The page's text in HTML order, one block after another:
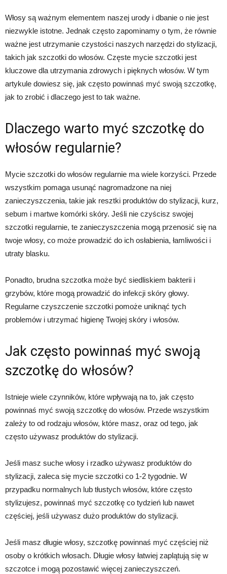
Włosy są ważnym elementem naszej urody i dbanie o nie jest
niezwykle istotne. Jednak często zapominamy o tym, że równie
ważne jest utrzymanie czystości naszych narzędzi do stylizacji,
takich jak szczotki do włosów. Częste mycie szczotki jest
kluczowe dla utrzymania zdrowych i pięknych włosów. W tym
artykule dowiesz się, jak często powinnaś myć swoją szczotkę,
jak to zrobić i dlaczego jest to tak ważne.
Dlaczego warto myć szczotkę do
włosów regularnie?
Mycie szczotki do włosów regularnie ma wiele korzyści. Przede
wszystkim pomaga usunąć nagromadzone na niej
zanieczyszczenia, takie jak resztki produktów do stylizacji, kurz,
sebum i martwe komórki skóry. Jeśli nie czyścisz swojej
szczotki regularnie, te zanieczyszczenia mogą przenosić się na
twoje włosy, co może prowadzić do ich osłabienia, łamliwości i
utraty blasku.
Ponadto, brudna szczotka może być siedliskiem bakterii i
grzybów, które mogą prowadzić do infekcji skóry głowy.
Regularne czyszczenie szczotki pomoże uniknąć tych
problemów i utrzymać higienę Twojej skóry i włosów.
Jak często powinnaś myć swoją
szczotkę do włosów?
Istnieje wiele czynników, które wpływają na to, jak często
powinnaś myć swoją szczotkę do włosów. Przede wszystkim
zależy to od rodzaju włosów, które masz, oraz od tego, jak
często używasz produktów do stylizacji.
Jeśli masz suche włosy i rzadko używasz produktów do
stylizacji, zaleca się mycie szczotki co 1-2 tygodnie. W
przypadku normalnych lub tłustych włosów, które często
stylizujesz, powinnaś myć szczotkę co tydzień lub nawet
częściej, jeśli używasz dużo produktów do stylizacji.
Jeśli masz długie włosy, szczotkę powinnaś myć częściej niż
osoby o krótkich włosach. Długie włosy łatwiej zaplątują się w
szczotce i mogą pozostawić więcej zanieczyszczeń.